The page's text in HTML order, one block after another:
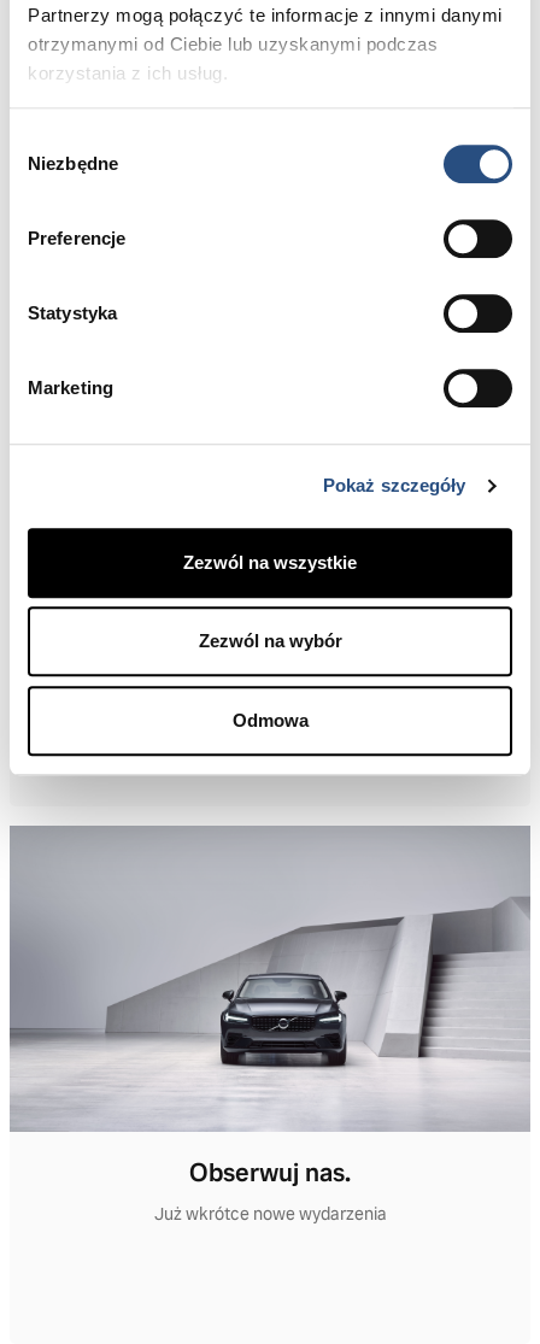
Partnerzy mogą połączyć te informacje z innymi danymi
otrzymanymi od Ciebie lub uzyskanymi podczas
korzystania z ich usług.
zgody
Niezbędne
Preferencje
Statystyka
Marketing
Pokaż szczegóły
Zezwól na wszystkie
Zezwól na wybór
Odmowa
Wizyta za teatralnymi kulisami może być niezapomnianą przygodą
dla każdego. Na trasie zwiedzania znajdują się m.in.: magazyn
kostiumów, pracownie: malarska, krawiecka, szewska, oraz foyer z
weneckimi lustrami. Zapraszamy dzieci oraz dorosłych!
Zwiedzanie Teatru Wielkiego w Łodzi od
kulis
LISTA REZERWOWA - oba terminy
LICZBA MIEJSC WYCZERPANA
Obserwuj nas.
Już wkrótce nowe wydarzenia